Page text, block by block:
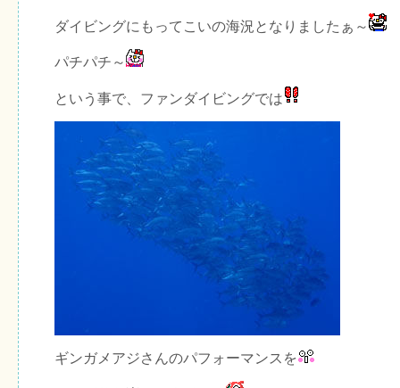
ダイビングにもってこいの海況となりましたぁ～
パチパチ～
という事で、ファンダイビングでは
ギンガメアジさんのパフォーマンスを